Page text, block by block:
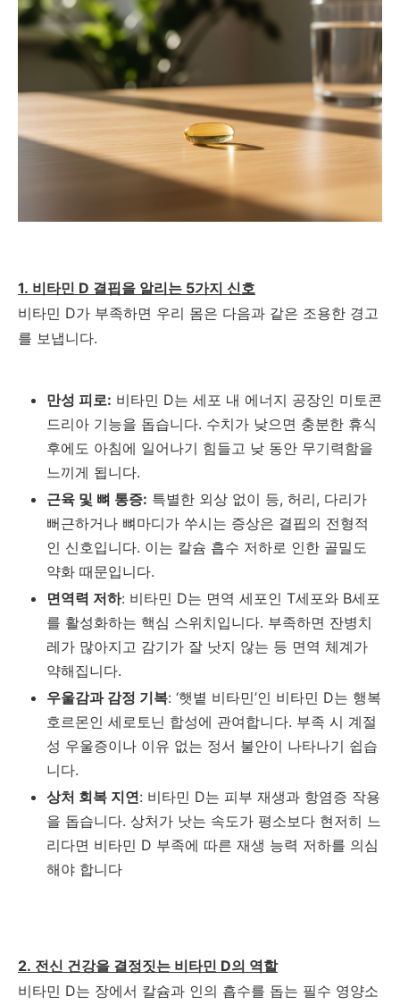
1. 비타민 D 결핍을 알리는 5가지 신호
비타민 D가 부족하면 우리 몸은 다음과 같은 조용한 경고
를 보냅니다.
만성 피로: 비타민 D는 세포 내 에너지 공장인 미토콘
드리아 기능을 돕습니다. 수치가 낮으면 충분한 휴식
후에도 아침에 일어나기 힘들고 낮 동안 무기력함을
느끼게 됩니다.
근육 및 뼈 통증: 특별한 외상 없이 등, 허리, 다리가
뻐근하거나 뼈마디가 쑤시는 증상은 결핍의 전형적
인 신호입니다. 이는 칼슘 흡수 저하로 인한 골밀도
약화 때문입니다.
면역력 저하: 비타민 D는 면역 세포인 T세포와 B세포
를 활성화하는 핵심 스위치입니다. 부족하면 잔병치
레가 많아지고 감기가 잘 낫지 않는 등 면역 체계가
약해집니다.
우울감과 감정 기복: ‘햇볕 비타민’인 비타민 D는 행복
호르몬인 세로토닌 합성에 관여합니다. 부족 시 계절
성 우울증이나 이유 없는 정서 불안이 나타나기 쉽습
니다.
상처 회복 지연: 비타민 D는 피부 재생과 항염증 작용
을 돕습니다. 상처가 낫는 속도가 평소보다 현저히 느
리다면 비타민 D 부족에 따른 재생 능력 저하를 의심
해야 합니다
2. 전신 건강을 결정짓는 비타민 D의 역할
비타민 D는 장에서 칼슘과 인의 흡수를 돕는 필수 영양소